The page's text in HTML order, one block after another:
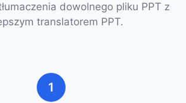
dowolnego pliku PPT z
translatorem PPT.
1